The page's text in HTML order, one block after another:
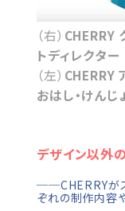
（右） CHERRY
トディレクタ
（左） CHERRY
おはし・けんじ
デザイン以外
──CHERRYがス
ぞれの制作内容